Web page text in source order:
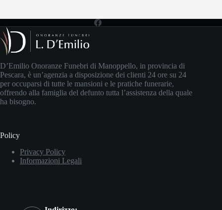
D’Emilio Onoranze Funebri di Manoppello, in provincia di
Pescara, è un’agenzia a disposizione dei clienti 24 ore su 24
per occuparsi di tutte le mansioni e le pratiche funerarie,
offrendo alla famiglia del defunto tutta l’assistenza della quale
ha bisogno.
Policy
Privacy Policy
Informazioni Legali